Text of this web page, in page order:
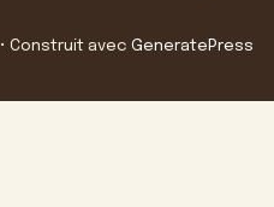
• Construit avec GeneratePress